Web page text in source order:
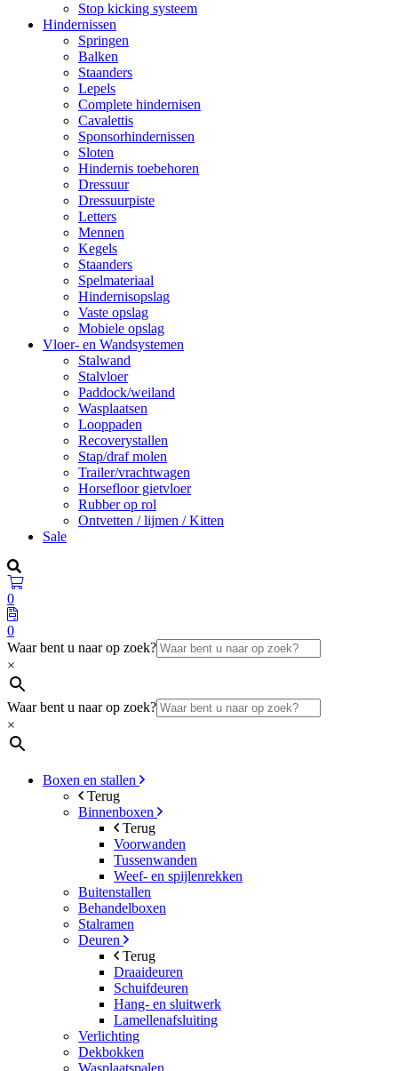
Stop kicking systeem
Hindernissen
Springen
Balken
Staanders
Lepels
Complete hindernisen
Cavalettis
Sponsorhindernissen
Sloten
Hindernis toebehoren
Dressuur
Dressuurpiste
Letters
Mennen
Kegels
Staanders
Spelmateriaal
Hindernisopslag
Vaste opslag
Mobiele opslag
Vloer- en Wandsystemen
Stalwand
Stalvloer
Paddock/weiland
Wasplaatsen
Looppaden
Recoverystallen
Stap/draf molen
Trailer/vrachtwagen
Horsefloor gietvloer
Rubber op rol
Ontvetten / lijmen / Kitten
Sale
0
0
Waar bent u naar op zoek?
×
Waar bent u naar op zoek?
×
Boxen en stallen
Terug
Binnenboxen
Terug
Voorwanden
Tussenwanden
Weef- en spijlenrekken
Buitenstallen
Behandelboxen
Stalramen
Deuren
Terug
Draaideuren
Schuifdeuren
Hang- en sluitwerk
Lamellenafsluiting
Verlichting
Dekbokken
Wasplaatspalen